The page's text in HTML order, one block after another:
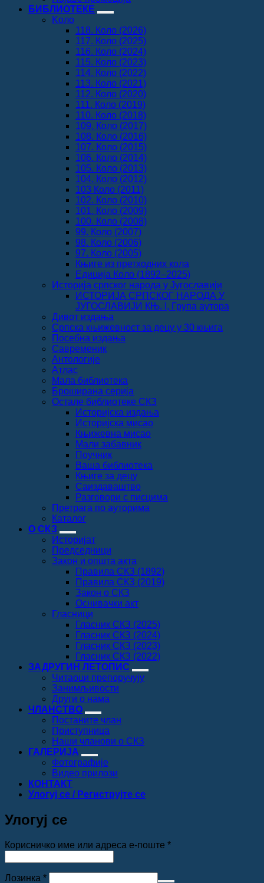
БИБЛИОТЕКЕ
Koло
118. Коло (2026)
117. Коло (2025)
116. Коло (2024)
115. Коло (2023)
114. Коло (2022)
113. Коло (2021)
112. Коло (2020)
111. Коло (2019)
110. Коло (2018)
109. Коло (2017)
108. Коло (2016)
107. Коло (2015)
106. Коло (2014)
105. Коло (2013)
104. Коло (2012)
103 Коло (2011)
102. Коло (2010)
101. Коло (2009)
100. Коло (2008)
99. Коло (2007)
98. Коло (2006)
97. Коло (2005)
Књиге из претходних кола
Едиција Коло (1892‒2025)
Историја српског народа у Југославији
ИСТОРИЈА СРПСКОГ НАРОДА У
ЈУГОСЛАВИЈИ КЊ. I, Група аутора
Дивот издања
Српска књижевност за децу у 30 књига
Посебна издања
Савременик
Антологије
Атлас
Мала библиотека
Броширана серија
Остале библиотеке СКЗ
Историјска издања
Историјска мисао
Књижевна мисао
Мали забавник
Поучник
Ваша библиотека
Књиге за децу
Саиздаваштво
Разговори с писцима
Претрага по ауторима
Каталог
О СКЗ
Историјат
Председници
Закон и општа акта
Правила СКЗ (1892)
Правила СКЗ (2019)
Закон о СКЗ
Оснивачки акт
Гласници
Гласник СКЗ (2025)
Гласник СКЗ (2024)
Гласник СКЗ (2023)
Гласник СКЗ (2022)
ЗАДРУГИН ЛЕТОПИС
Читаоци препоручују
Занимљивости
Други о нама
ЧЛАНСТВО
Постаните члан
Приступница
Наши чланови о СКЗ
ГАЛЕРИЈА
Фотографије
Видео прилози
КОНТАКТ
Улогуј се / Региструјте се
Улогуј се
Корисничко име или адреса е-поште *Обавезно
Лозинка *Обавезно